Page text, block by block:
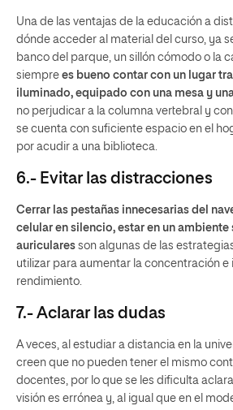
Una de las ventajas de la educación a
dónde acceder al material del curso, ya
banco del parque, un sillón cómodo o la
siempre es bueno contar con un lugar
iluminado, equipado con una mesa y
no perjudicar a la columna vertebral y
se cuenta con suficiente espacio en el
por acudir a una biblioteca.
6.- Evitar las distracciones
Cerrar las pestañas innecesarias del
celular en silencio, estar en un
auriculares son algunas de las
utilizar para aumentar la concentración e
rendimiento.
7.- Aclarar las dudas
A veces, al estudiar a distancia en la
creen que no pueden tener el mismo
docentes, por lo que se les dificulta
visión es errónea y, al igual que en el